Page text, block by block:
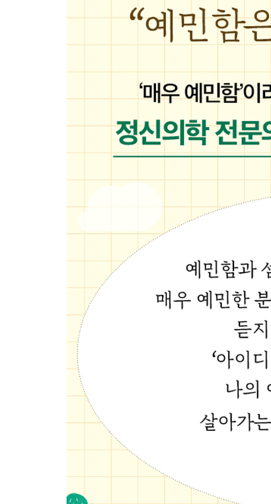
집안의 가장인 여자 vs 그녀에 집착하는 남자
천국을 보고 온 사람, 심정지의 기억
기러기 아빠와 내 아이들의 목소리
식물인간이 된 가족과 함께 사는 불안
망상과 창의력의 차이, 신약 개발 대표와 일론 머스
체중 감량을 위한 잘못된 선택, 마약성 식욕억제제
대머리가 되지 않을까 하는 두려움과 우울증
개인주의를 중시하는 부부가 건강을 잃은 뒤 느낀
맞고 자란 청년이 성인이 되어 찾은 자신의 마음
남편의 갑작스러운 사망 이후 발생한 무기력증
가족의 극단적 선택을 경험한 이에게 위로가 되는
갑질 고객에 되살아난 ‘무서운 아빠’의 기억
데이트 폭력의 기억으로 손주에게 집착하는 할머니
극단적 선택을 한 자녀가 있는 유가족의 트라우마
IMF 외환위기 후 27년, 두 형제 이야기
술자리에서 ‘말더듬’ 따라한 직장 상사
20대에 발견한 자폐 스펙트럼 장애
존중받은 경험이 있어야 자신을 사랑할 수 있다
4부 분노편 “이유 없이 화가 나고 감정조절이 안 돼
머리를 다친 뒤 갑자기 분노조절이 안 되는 사람
자면서 소리를 지르고 주먹질과 발길질을 하는 남자
어린 시절 폭언을 많이 듣고 자란 청년
내 스마트 기기의 공격
갑작스럽게 고집이 세지고 말이 거칠어진 50대 남
자신을 비난하는 성향을 가진 사람
자녀들에게 좋은 기억을 만들어줘야 하는 이유